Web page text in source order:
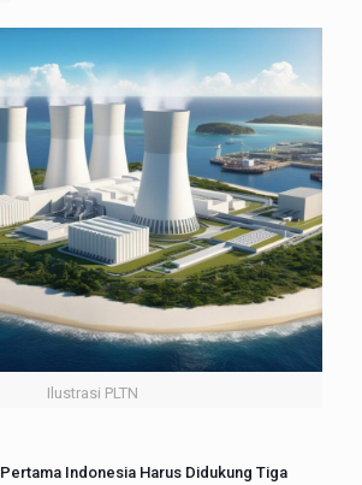
Ilustrasi PLTN
Pertama Indonesia Harus Didukung Tiga